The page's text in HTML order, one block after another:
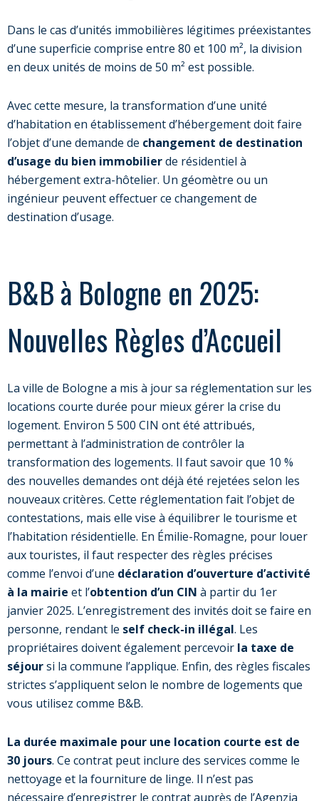
Dans le cas d’unités immobilières légitimes préexistantes
d’une superficie comprise entre 80 et 100 m², la division
en deux unités de moins de 50 m² est possible.
Avec cette mesure, la transformation d’une unité
d’habitation en établissement d’hébergement doit faire
l’objet d’une demande de changement de destination
d’usage du bien immobilierde résidentiel à
hébergement extra-hôtelier. Un géomètre ou un
ingénieur peuvent effectuer ce changement de
destination d’usage.
B&B à Bologne en 2025:
Nouvelles Règles d’Accueil
La ville de Bologne a mis à jour sa réglementation sur les
locations courte durée pour mieux gérer la crise du
logement. Environ 5 500 CIN ont été attribués,
permettant à l’administration de contrôler la
transformation des logements. Il faut savoir que 10 %
des nouvelles demandes ont déjà été rejetées selon les
nouveaux critères. Cette réglementation fait l’objet de
contestations, mais elle vise à équilibrer le tourisme et
l’habitation résidentielle. En Émilie-Romagne, pour louer
aux touristes, il faut respecter des règles précises
comme l’envoi d’une déclaration d’ouverture d’activité
à la mairie et l’obtention d’un CIN à partir du 1er
janvier 2025. L’enregistrement des invités doit se faire en
personne, rendant le self check-in illégal. Les
propriétaires doivent également percevoir la taxe de
séjoursi la commune l’applique. Enfin, des règles fiscales
strictes s’appliquent selon le nombre de logements que
vous utilisez comme B&B.
La durée maximale pour une location courte est de
30 jours. Ce contrat peut inclure des services comme le
nettoyage et la fourniture de linge. Il n’est pas
nécessaire d’enregistrer le contrat auprès de l’Agenzia